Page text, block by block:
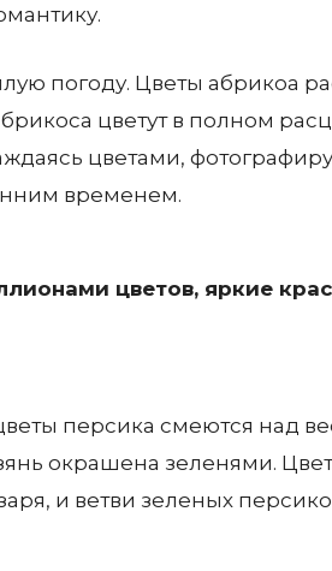
погоду. Цветы абрикоа
цветут в полном
цветами,
временем.
цветов, яркие
персика смеются над
окрашена зеленями.
и ветви зеленых